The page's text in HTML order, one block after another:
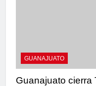
GUANAJUATO
Guanajuato cierra